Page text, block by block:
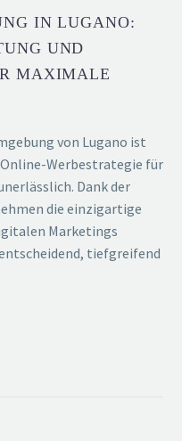
IN LUGANO:
UND
MAXIMALE
von Lugano ist
Werbestrategie für
Dank der
die einzigartige
Marketings
tiefgreifend